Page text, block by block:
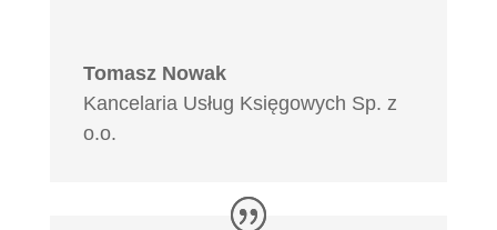
Tomasz Nowak
Kancelaria Usług Księgowych Sp. z
o.o.